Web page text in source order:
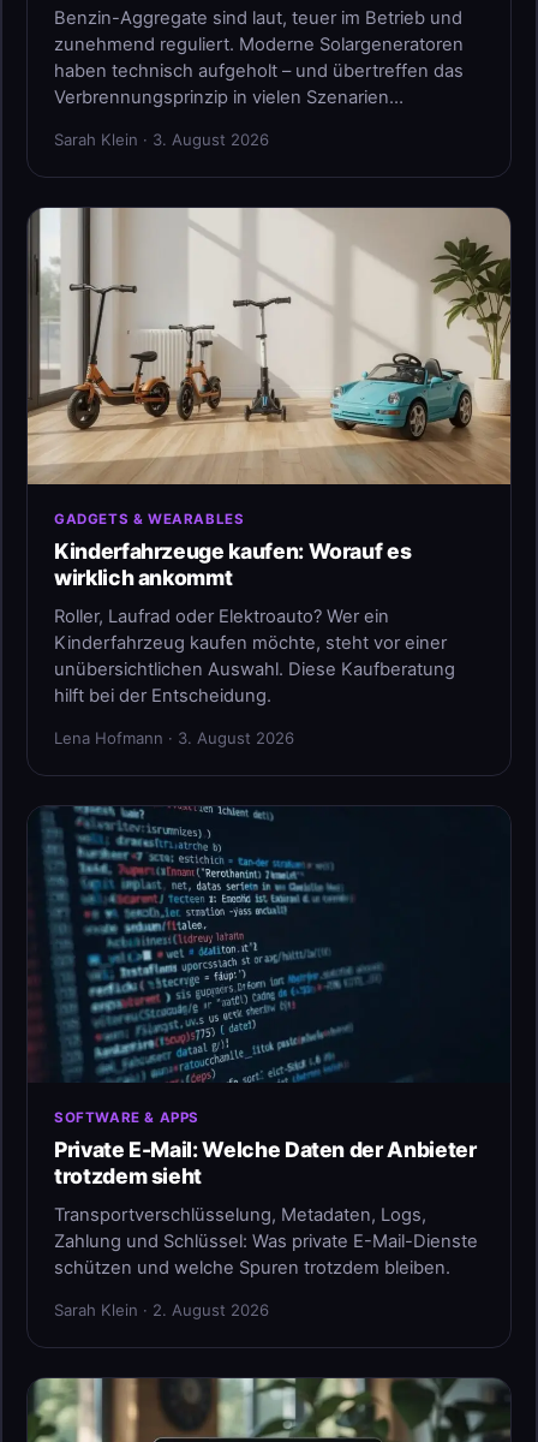
Benzin-Aggregate sind laut, teuer im Betrieb und
zunehmend reguliert. Moderne Solargeneratoren
haben technisch aufgeholt – und übertreffen das
Verbrennungsprinzip in vielen Szenarien…
Sarah Klein · 3. August 2026
GADGETS & WEARABLES
Kinderfahrzeuge kaufen: Worauf es
wirklich ankommt
Roller, Laufrad oder Elektroauto? Wer ein
Kinderfahrzeug kaufen möchte, steht vor einer
unübersichtlichen Auswahl. Diese Kaufberatung
hilft bei der Entscheidung.
Lena Hofmann · 3. August 2026
SOFTWARE & APPS
Private E-Mail: Welche Daten der Anbieter
trotzdem sieht
Transportverschlüsselung, Metadaten, Logs,
Zahlung und Schlüssel: Was private E-Mail-Dienste
schützen und welche Spuren trotzdem bleiben.
Sarah Klein · 2. August 2026